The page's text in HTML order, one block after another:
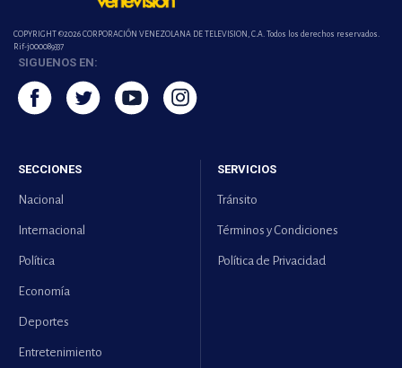
COPYRIGHT ©2026 CORPORACIÓN VENEZOLANA DE TELEVISION, C.A. Todos los derechos reservados.
Rif-j000089337
SIGUENOS EN:
SECCIONES
Nacional
Internacional
Política
Economía
Deportes
Entretenimiento
SERVICIOS
Tránsito
Términos y Condiciones
Política de Privacidad